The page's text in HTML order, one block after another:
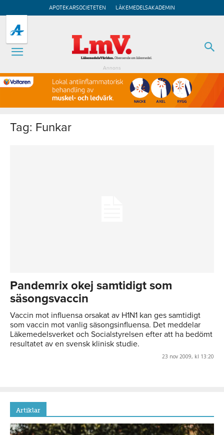
APOTEKARSOCIETETEN LÄKEMEDELSAKADEMIN
Annons
Tag: Funkar
Pandemrix okej samtidigt som
säsongsvaccin
Vaccin mot influensa orsakat av H1N1 kan ges samtidigt
som vaccin mot vanlig säsongsinfluensa. Det meddelar
Läkemedelsverket och Socialstyrelsen efter att ha bedömt
resultatet av en svensk klinisk studie.
23 nov 2009, kl 13:20
Artiklar